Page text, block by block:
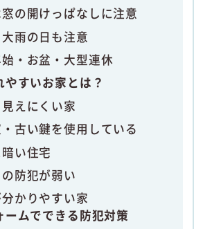
の開けっぱなしに注意
雨の日も注意
・お盆・大型連休
すいお家とは？
えにくい家
古い鍵を使用している
い住宅
防犯が弱い
かりやすい家
ムでできる防犯対策